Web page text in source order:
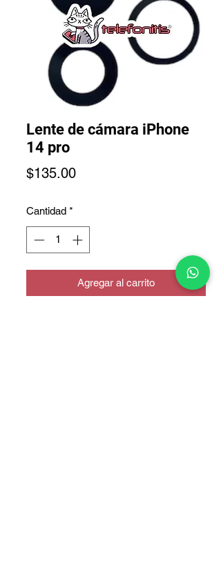
Lente de cámara iPhone
14 pro
$135.00Precio
Cantidad *
Agregar al carrito